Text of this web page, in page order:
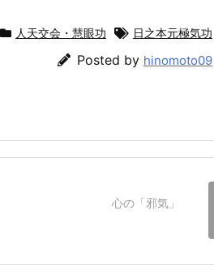
人天交会・慧眼功 日之本元極気功
Posted by hinomoto09
心の「邪気」